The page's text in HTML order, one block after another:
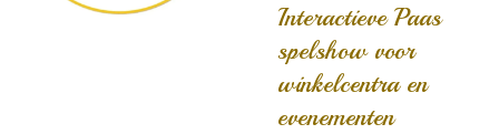
Interactieve Paas
spelshow voor
winkelcentra en
evenementen